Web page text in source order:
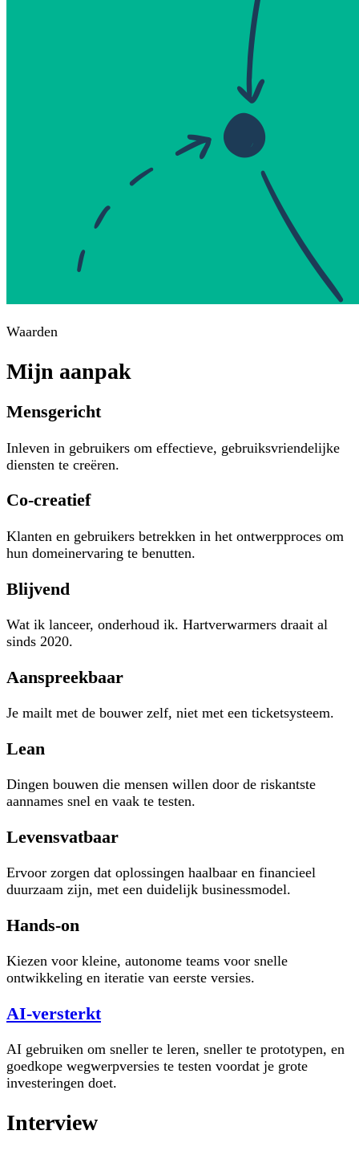
Waarden
Mijn aanpak
Mensgericht
Inleven in gebruikers om effectieve, gebruiksvriendelijke
diensten te creëren.
Co-creatief
Klanten en gebruikers betrekken in het ontwerpproces om
hun domeinervaring te benutten.
Blijvend
Wat ik lanceer, onderhoud ik. Hartverwarmers draait al
sinds 2020.
Aanspreekbaar
Je mailt met de bouwer zelf, niet met een ticketsysteem.
Lean
Dingen bouwen die mensen willen door de riskantste
aannames snel en vaak te testen.
Levensvatbaar
Ervoor zorgen dat oplossingen haalbaar en financieel
duurzaam zijn, met een duidelijk businessmodel.
Hands-on
Kiezen voor kleine, autonome teams voor snelle
ontwikkeling en iteratie van eerste versies.
AI-versterkt
AI gebruiken om sneller te leren, sneller te prototypen, en
goedkope wegwerpversies te testen voordat je grote
investeringen doet.
Interview